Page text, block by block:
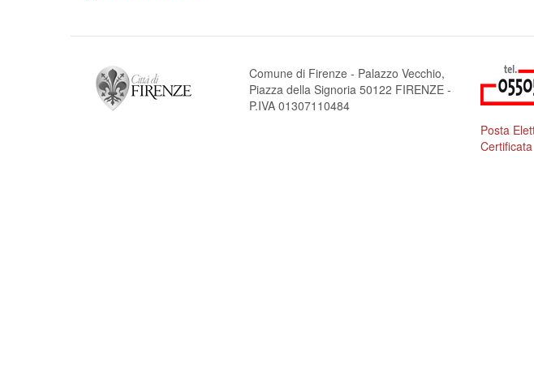
Comune di Firenze - Palazzo Vecchio,
Piazza della Signoria 50122 FIRENZE -
P.IVA 01307110484
Posta
Certificata